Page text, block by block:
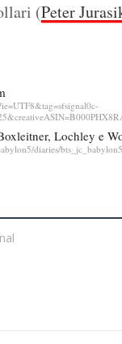
(Peter
Lochley e
diaries/